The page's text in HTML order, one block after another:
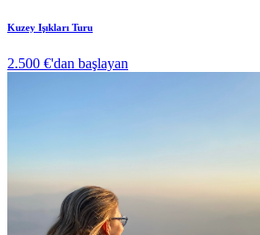
Kuzey Işıkları Turu
2.500 €'dan başlayan